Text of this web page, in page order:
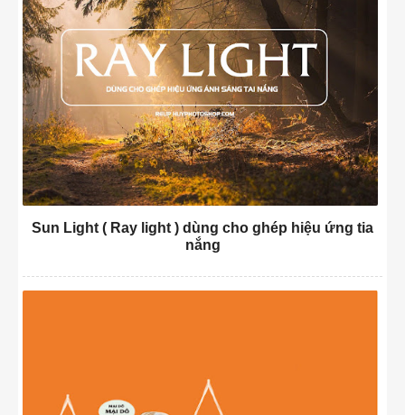
Sun Light ( Ray light ) dùng cho ghép hiệu ứng tia
nắng